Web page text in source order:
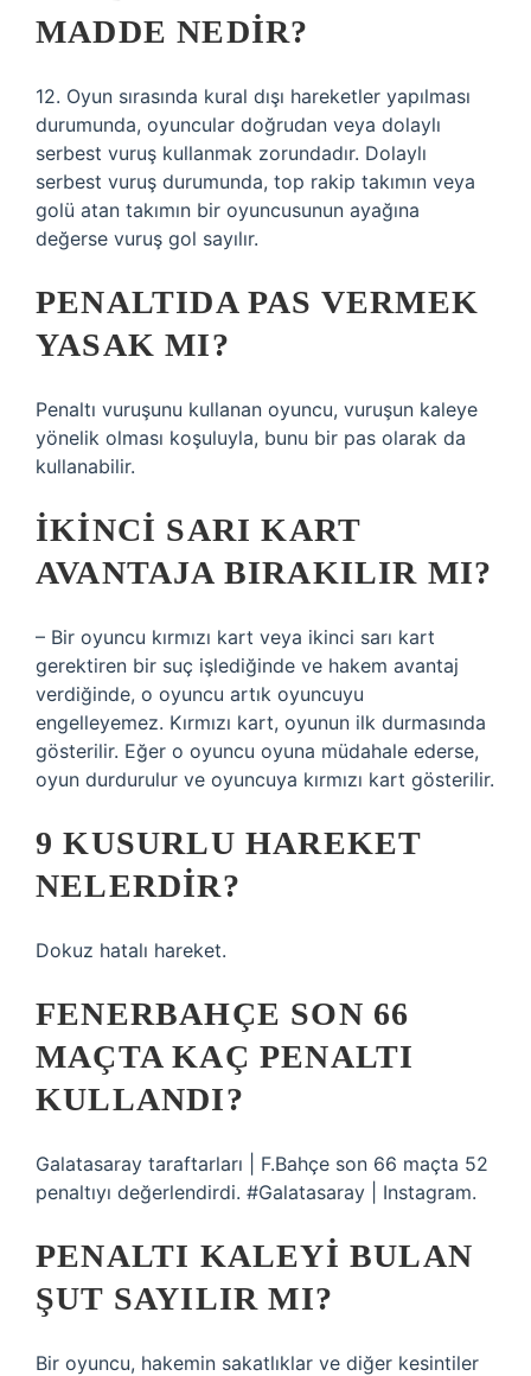
MADDE NEDIR?
12. Oyun sırasında kural dışı hareketler yapılması
durumunda, oyuncular doğrudan veya dolaylı
serbest vuruş kullanmak zorundadır. Dolaylı
serbest vuruş durumunda, top rakip takımın veya
golü atan takımın bir oyuncusunun ayağına
değerse vuruş gol sayılır.
PENALTIDA PAS VERMEK
YASAK MI?
Penaltı vuruşunu kullanan oyuncu, vuruşun kaleye
yönelik olması koşuluyla, bunu bir pas olarak da
kullanabilir.
İKINCI SARI KART
AVANTAJA BIRAKILIR MI?
– Bir oyuncu kırmızı kart veya ikinci sarı kart
gerektiren bir suç işlediğinde ve hakem avantaj
verdiğinde, o oyuncu artık oyuncuyu
engelleyemez. Kırmızı kart, oyunun ilk durmasında
gösterilir. Eğer o oyuncu oyuna müdahale ederse,
oyun durdurulur ve oyuncuya kırmızı kart gösterilir.
9 KUSURLU HAREKET
NELERDIR?
Dokuz hatalı hareket.
FENERBAHÇE SON 66
MAÇTA KAÇ PENALTI
KULLANDI?
Galatasaray taraftarları | F.Bahçe son 66 maçta 52
penaltıyı değerlendirdi. #Galatasaray | Instagram.
PENALTI KALEYI BULAN
ŞUT SAYILIR MI?
Bir oyuncu, hakemin sakatlıklar ve diğer kesintiler